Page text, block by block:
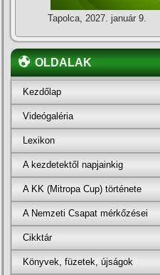
Tapolca, 2027. január 9.
OLDALAK
Kezdőlap
Videógaléria
Lexikon
A kezdetektől napjainkig
A KK (Mitropa Cup) története
A Nemzeti Csapat mérkőzései
Cikktár
Könyvek, füzetek, újságok